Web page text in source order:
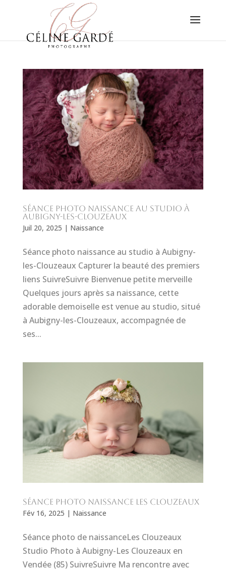
Séance photo naissance au studio à
Aubigny-les-Clouzeaux
Juil 20, 2025 | Naissance
Séance photo naissance au studio à Aubigny-
les-Clouzeaux Capturer la beauté des premiers
liens SuivreSuivre Bienvenue petite merveille
Quelques jours après sa naissance, cette
adorable demoiselle est venue au studio, situé
à Aubigny-les-Clouzeaux, accompagnée de
ses...
séance photo Naissance les Clouzeaux
Fév 16, 2025 | Naissance
Séance photo de naissanceLes Clouzeaux
Studio Photo à Aubigny-Les Clouzeaux en
Vendée (85) SuivreSuivre Ma rencontre avec